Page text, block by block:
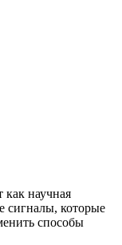
научная
сигналы, которые
способы